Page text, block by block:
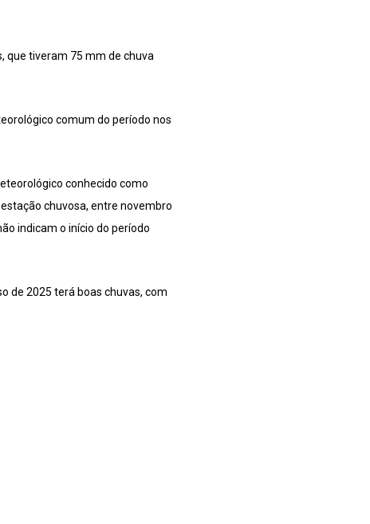
que tiveram 75 mm de chuva
comum do período nos
conhecido como
chuvosa, entre novembro
indicam o início do período
de 2025 terá boas chuvas, com